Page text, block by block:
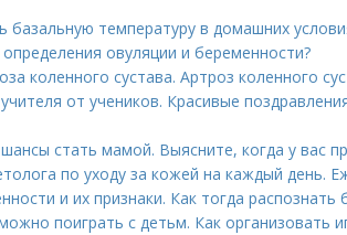
базальную температуру в домашних
овуляции и беременности?
коленного сустава. Артроз коленного
от учеников. Красивые
стать мамой. Выясните, когда у вас
по уходу за кожей на каждый день.
и их признаки. Как тогда распознать
поиграть с детьм. Как организовать